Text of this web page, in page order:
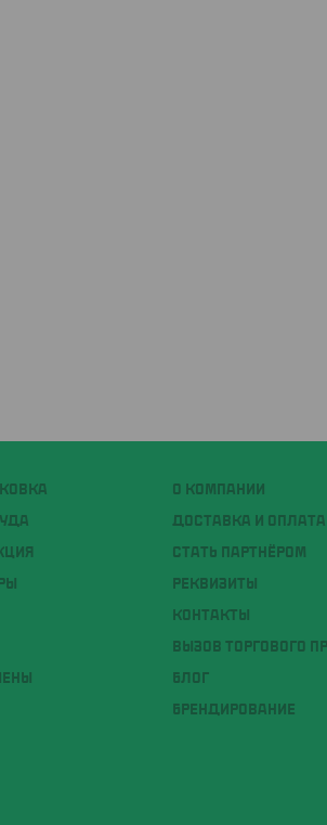
О КОМПАНИИ
ДОСТАВКА И ОПЛАТА
СТАТЬ ПАРТНЁРОМ
РЕКВИЗИТЫ
КОНТАКТЫ
ВЫЗОВ ТОРГОВОГО
БЛОГ
БРЕНДИРОВАНИЕ